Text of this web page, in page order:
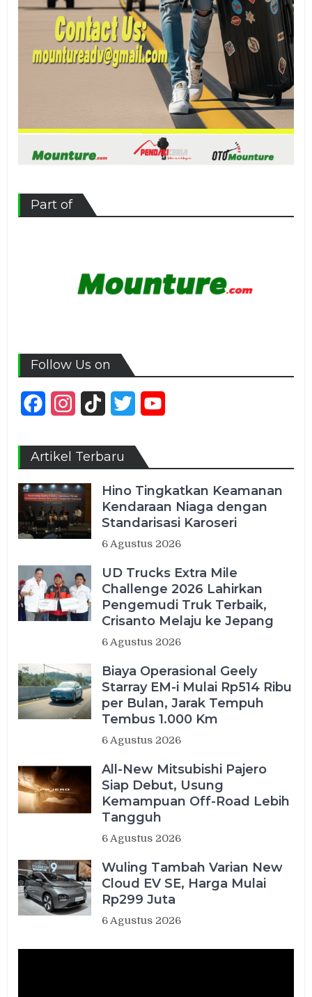
Part of
Follow Us on
FacebookInstagram
TikTok Twitter
Artikel Terbaru
Hino Tingkatkan Keamanan
Kendaraan Niaga dengan
Standarisasi Karoseri
6 Agustus 2026
UD Trucks Extra Mile
Challenge 2026 Lahirkan
Pengemudi Truk Terbaik,
Crisanto Melaju ke Jepang
6 Agustus 2026
Biaya Operasional Geely
Starray EM-i Mulai Rp514 Ribu
per Bulan, Jarak Tempuh
Tembus 1.000 Km
6 Agustus 2026
All-New Mitsubishi Pajero
Siap Debut, Usung
Kemampuan Off-Road Lebih
Tangguh
6 Agustus 2026
Wuling Tambah Varian New
Cloud EV SE, Harga Mulai
Rp299 Juta
6 Agustus 2026